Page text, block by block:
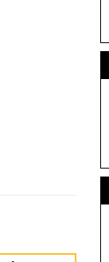
số lượng